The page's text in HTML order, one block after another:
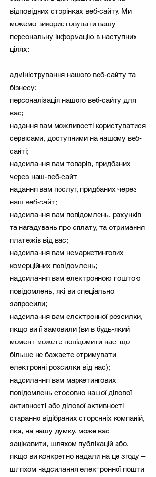
відповідних сторінках веб-сайту. Ми
можемо використовувати вашу
персональну інформацію в наступних
цілях:
адміністрування нашого веб-сайту та
бізнесу;
персоналізація нашого веб-сайту для
вас;
надання вам можливості користуватися
сервісами, доступними на нашому веб-
сайті;
надсилання вам товарів, придбаних
через наш-веб-сайт;
надання вам послуг, придбаних через
наш веб-сайт;
надсилання вам повідомлень, рахунків
та нагадувань про сплату, та отримання
платежів від вас;
надсилання вам немаркетингових
комерційних повідомлень;
надсилання вам електронною поштою
повідомлень, які ви спеціально
запросили;
надсилання вам електронної розсилки,
якщо ви її замовили (ви в будь-який
момент можете повідомити нас, що
більше не бажаєте отримувати
електронні розсилки від нас);
надсилання вам маркетингових
повідомлень стосовно нашої ділової
активності або ділової активності
старанно відібраних сторонніх компаній,
яка, на нашу думку, може вас
зацікавити, шляхом публікацій або,
якщо ви конкретно надали на це згоду –
шляхом надсилання електронної пошти